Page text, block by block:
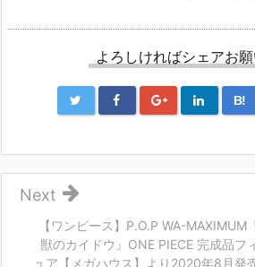
よろしければシェアお
B!
【ワンピース】P.O.P WA-MAXIMUM
獣のカイドウ』ONE PIECE 完成品フ
ュア【メガハウス】より2020年8月発
Next